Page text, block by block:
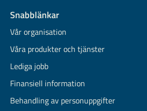
Snabblänkar
Vår organisation
Våra produkter och tjänster
Lediga jobb
Finansiell information
Behandling av personuppgifter